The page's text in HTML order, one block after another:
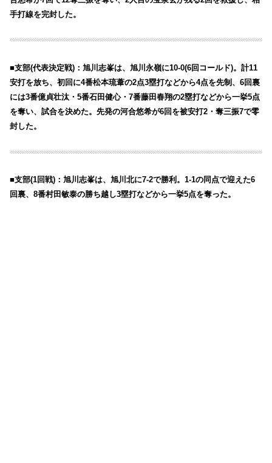
手打線を完封した。
■支部(代表決定戦)：旭川志峯は、旭川永嶺に10-0(6回コールド)。計11
安打を放ち、初回に4番松本琉葦の2点3塁打などから4点を先制、6回裏
には3番億貞壮汰・5番石田健心・7番藤田春翔の2塁打などから一挙5点
を奪い、試合を決めた。先発の河合悠希が6回を被安打2・奪三振7で零
封した。
■支部(1回戦)：旭川志峯は、旭川北に7-2で勝利。1-1の同点で迎えた6
回裏、8番村田敏泰の勝ち越し3塁打などから一挙5点を奪った。